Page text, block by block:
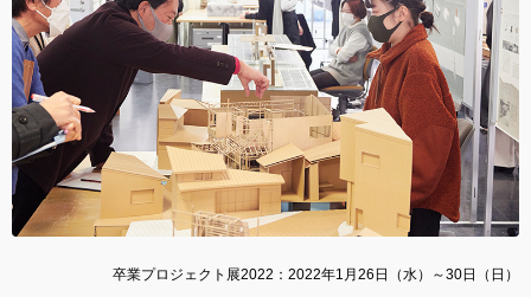
卒業プロジェクト展2022：2022年1月26日（水）～30日（日）